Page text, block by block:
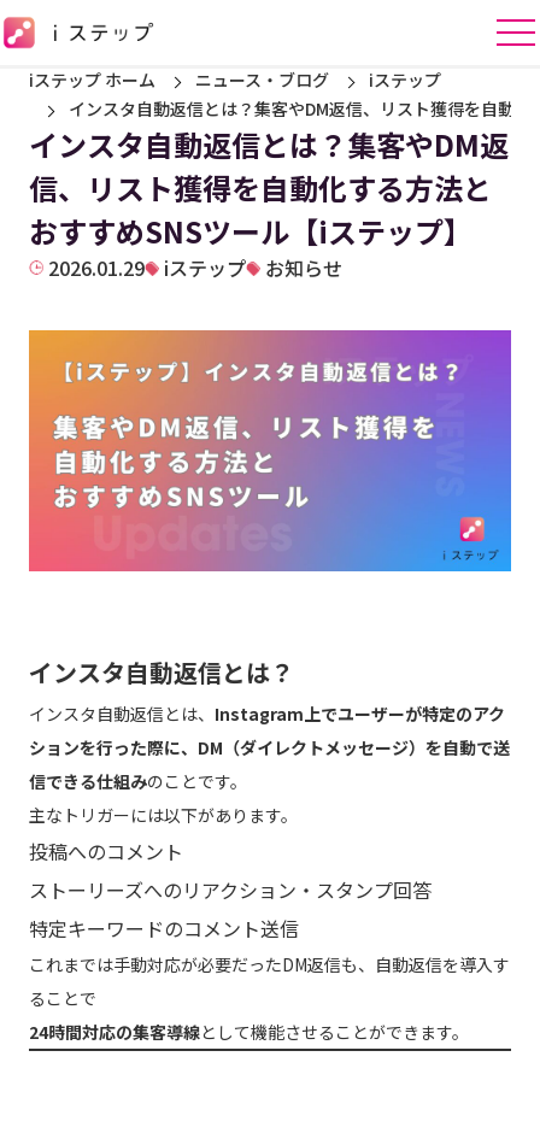
iステップ ホーム ニュース・ブログ
iステップ
インスタ自動返信とは？集客やDM返信、リスト獲得を自動
インスタ自動返信とは？集客やDM返
信、リスト獲得を自動化する方法と
おすすめSNSツール【iステップ】
2026.01.29 iステップ お知らせ
インスタ自動返信とは？
インスタ自動返信とは、 Instagram上でユーザーが特定のアク
ションを行った際に、DM（ダイレクトメッセージ）を自動で送
信できる仕組みのことです。
主なトリガーには以下があります。
投稿へのコメント
ストーリーズへのリアクション・スタンプ回答
特定キーワードのコメント送信
これまでは手動対応が必要だったDM返信も、自動返信を導入す
ることで
24時間対応の集客導線として機能させることができます。